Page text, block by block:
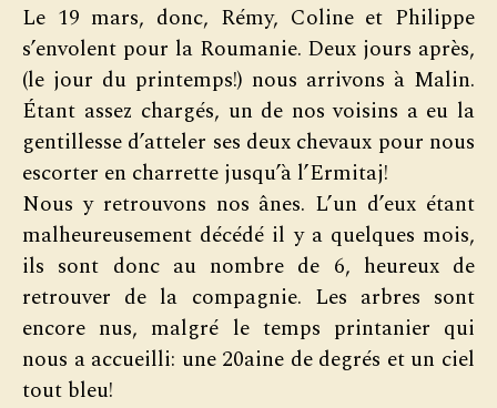
Le 19 mars, donc, Rémy, Coline et Philippe
s’envolent pour la Roumanie. Deux jours après,
(le jour du printemps!) nous arrivons à Malin.
Étant assez chargés, un de nos voisins a eu la
gentillesse d’atteler ses deux chevaux pour nous
escorter en charrette jusqu’à l’Ermitaj!
Nous y retrouvons nos ânes. L’un d’eux étant
malheureusement décédé il y a quelques mois,
ils sont donc au nombre de 6, heureux de
retrouver de la compagnie. Les arbres sont
encore nus, malgré le temps printanier qui
nous a accueilli: une 20aine de degrés et un ciel
tout bleu!